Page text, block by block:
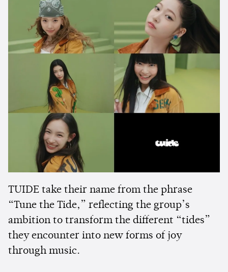
TUIDE take their name from the phrase
“Tune the Tide,” reflecting the group’s
ambition to transform the different “tides”
they encounter into new forms of joy
through music.